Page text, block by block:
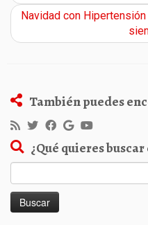
Navidad con
También puedes
¿Qué quieres